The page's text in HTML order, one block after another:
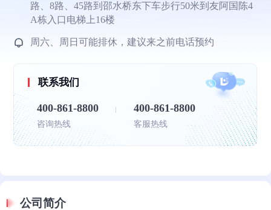
路、8路、45路到邵水桥东下车步行50米到友阿国陈4
A栋入口电梯上16楼
周六、周日可能排休，建议来之前电话预约
联系我们
400-861-8800
咨询热线
400-861-8800
客服热线
公司简介